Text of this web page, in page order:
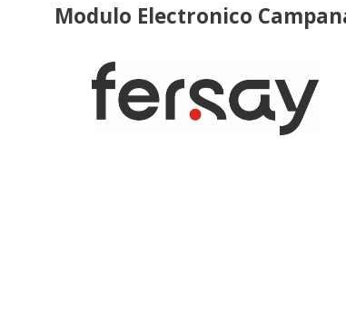
Modulo Electronico